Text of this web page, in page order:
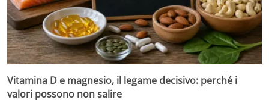
Vitamina D e magnesio, il legame decisivo: perché i
valori possono non salire